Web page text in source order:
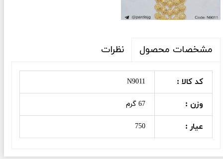
مشخصات محصول نظرات
کد کالا : N9011
وزن : 67 گرم
عیار : 750